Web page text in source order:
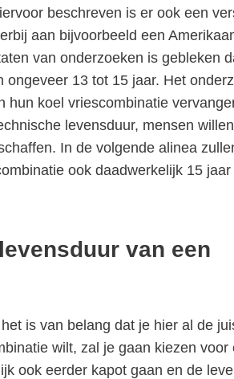
beschreven is er ook een
aan bijvoorbeeld een
van onderzoeken is gebleken
13 tot 15 jaar. Het
hun koel vriescombinatie
levensduur, mensen
In de volgende alinea
ook daadwerkelijk 15 jaar
van een
is van belang dat je hier al de
wilt, zal je gaan kiezen voor
ook eerder kapot gaan en de